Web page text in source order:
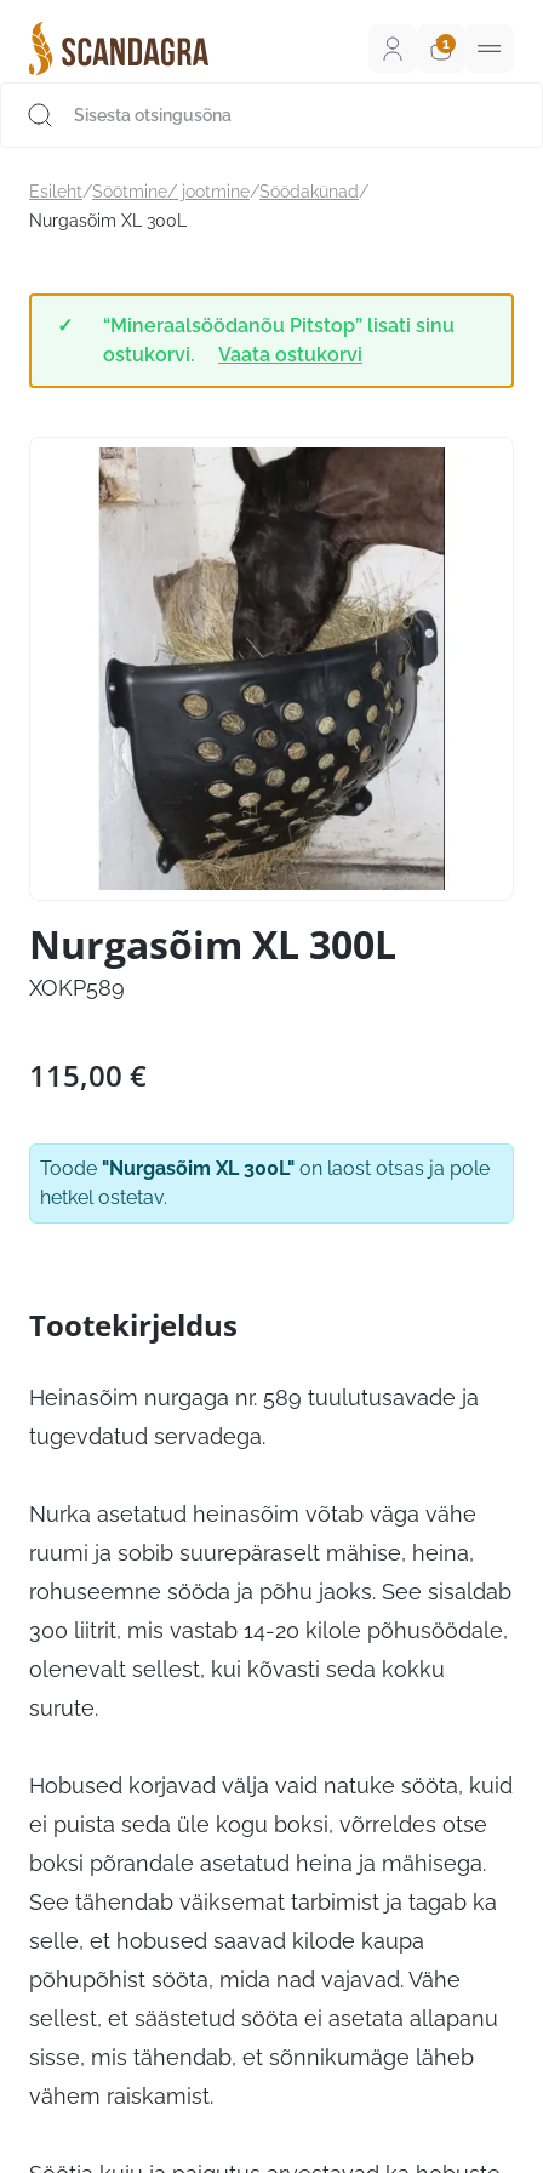
sisu
juurde
Esileht/Söötmine/ jootmine/Söödakünad/
Nurgasõim XL 300L
“Mineraalsöödanõu Pitstop” lisati sinu
ostukorvi.
Vaata ostukorvi
Nurgasõim XL 300L
XOKP589
115,00 €
Toode "Nurgasõim XL 300L" on laost otsas ja pole
hetkel ostetav.
Tootekirjeldus
Heinasõim nurgaga nr. 589 tuulutusavade ja
tugevdatud servadega.
Nurka asetatud heinasõim võtab väga vähe
ruumi ja sobib suurepäraselt mähise, heina,
rohuseemne sööda ja põhu jaoks. See sisaldab
300 liitrit, mis vastab 14-20 kilole põhusöödale,
olenevalt sellest, kui kõvasti seda kokku
surute.
Hobused korjavad välja vaid natuke sööta, kuid
ei puista seda üle kogu boksi, võrreldes otse
boksi põrandale asetatud heina ja mähisega.
See tähendab väiksemat tarbimist ja tagab ka
selle, et hobused saavad kilode kaupa
põhupõhist sööta, mida nad vajavad. Vähe
sellest, et säästetud sööta ei asetata allapanu
sisse, mis tähendab, et sõnnikumäge läheb
vähem raiskamist.